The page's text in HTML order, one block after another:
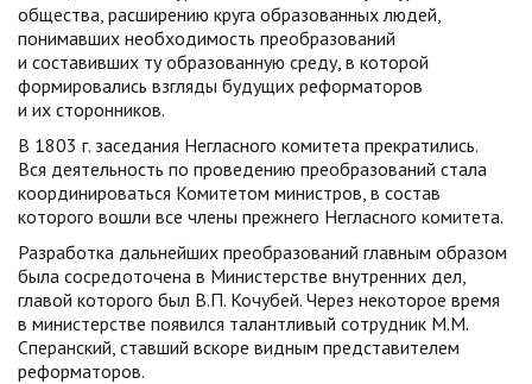
общества, расширению круга образованных людей,
понимавших необходимость преобразований
и составивших ту образованную среду, в которой
формировались взгляды будущих реформаторов
и их сторонников.
В 1803 г. заседания Негласного комитета прекратились.
Вся деятельность по проведению преобразований стала
координироваться Комитетом министров, в состав
которого вошли все члены прежнего Негласного комитета.
Разработка дальнейших преобразований главным образом
была сосредоточена в Министерстве внутренних дел,
главой которого был В.П. Кочубей. Через некоторое время
в министерстве появился талантливый сотрудник М.М.
Сперанский, ставший вскоре видным представителем
реформаторов.